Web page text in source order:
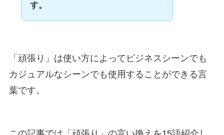
す。
「頑張り」は使い方によってビジネスシーンでも
カジュアルなシーンでも使用することができる言
葉です。